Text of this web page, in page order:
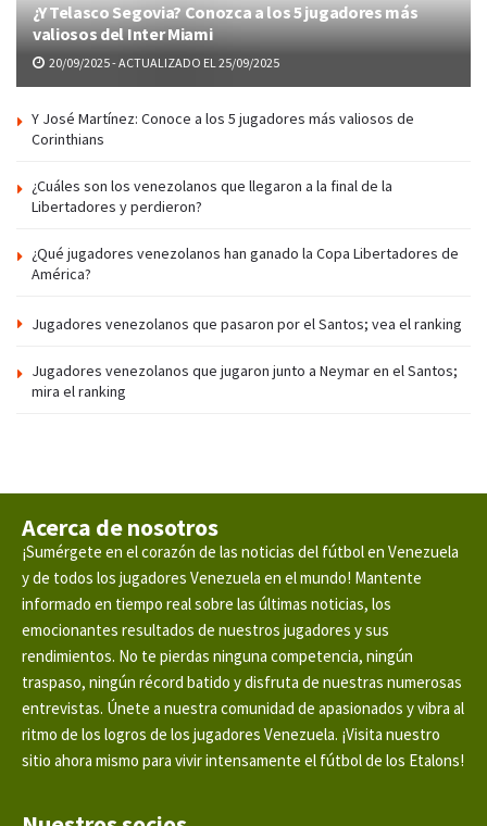
¿Y Telasco Segovia? Conozca a los 5 jugadores más
valiosos del Inter Miami
20/09/2025 - ACTUALIZADO EL 25/09/2025
Y José Martínez: Conoce a los 5 jugadores más valiosos de
Corinthians
¿Cuáles son los venezolanos que llegaron a la final de la
Libertadores y perdieron?
¿Qué jugadores venezolanos han ganado la Copa Libertadores de
América?
Jugadores venezolanos que pasaron por el Santos; vea el ranking
Jugadores venezolanos que jugaron junto a Neymar en el Santos;
mira el ranking
Acerca de nosotros
¡Sumérgete en el corazón de las noticias del fútbol en Venezuela
y de todos los jugadores Venezuela en el mundo! Mantente
informado en tiempo real sobre las últimas noticias, los
emocionantes resultados de nuestros jugadores y sus
rendimientos. No te pierdas ninguna competencia, ningún
traspaso, ningún récord batido y disfruta de nuestras numerosas
entrevistas. Únete a nuestra comunidad de apasionados y vibra al
ritmo de los logros de los jugadores Venezuela. ¡Visita nuestro
sitio ahora mismo para vivir intensamente el fútbol de los Etalons!